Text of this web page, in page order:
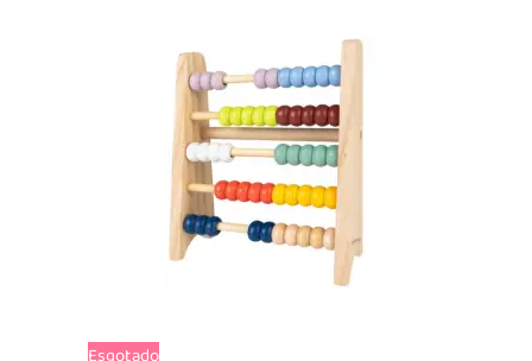
Ler mais